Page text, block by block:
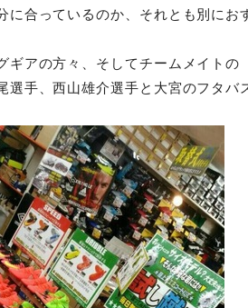
に合っているのか、それとも別にお
ギアの方々、そしてチームメイトの
選手、西山雄介選手と大宮のフタバ